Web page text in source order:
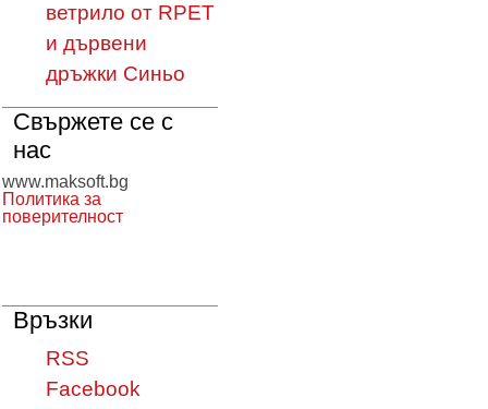
ветрило от RPET
и дървени
дръжки Синьо
Свържете се с
нас
www.maksoft.bg
Политика за
поверителност
Връзки
RSS
Facebook